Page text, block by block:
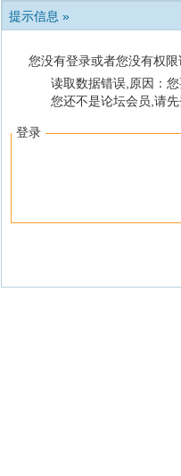
提示信息 »
您没有登录或者您没有权
读取数据错误,原因：
您还不是论坛会员,请
登录